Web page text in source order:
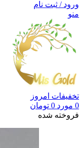
ورود / ثبت نام
منو
تخفیفات امروز
0 مورد 0 تومان
فروخته شده